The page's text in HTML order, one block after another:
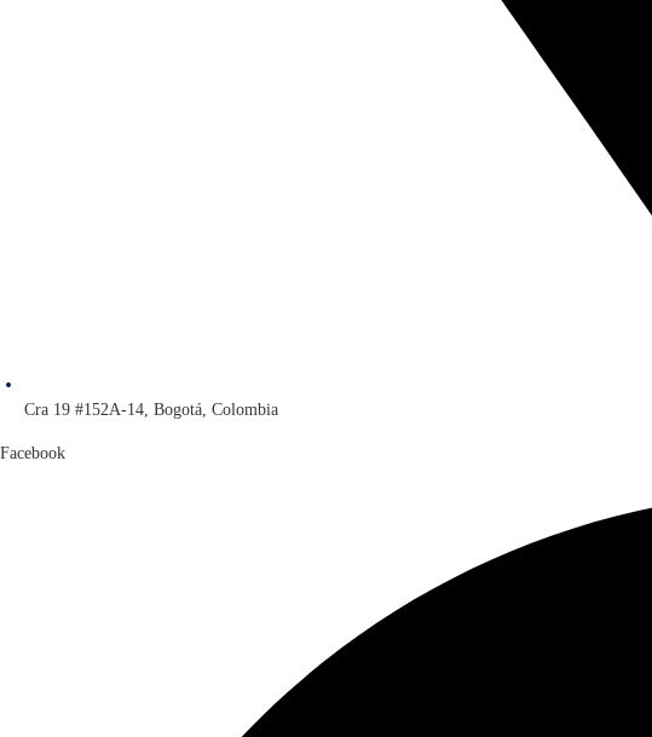
Cra 19 #152A-14, Bogotá, Colombia
Facebook